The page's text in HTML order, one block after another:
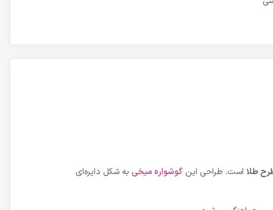
طلا است. طراحی این گوشواره میخی به شکل دایره‌ای